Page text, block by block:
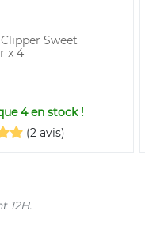
Sweet
x 4
4en stock !
(2 avis)
12H.